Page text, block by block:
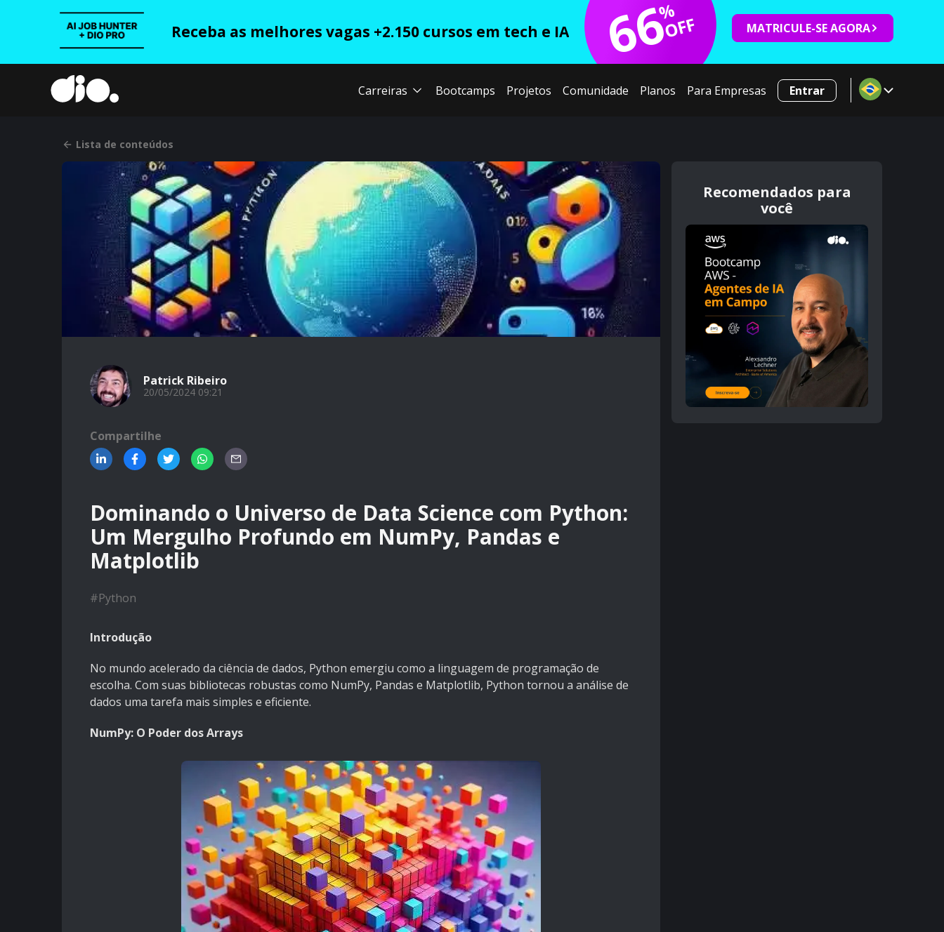
Receba as melhores vagas +2.150 cursos em tech e IA 66
%
OFF MATRICULE-SE AGORA
Carreiras Bootcamps Projetos Comunidade Planos Para Empresas Entrar
Lista de conteúdos
Patrick Ribeiro
20/05/2024 09:21
Compartilhe
Dominando o Universo de Data Science com Python:
Um Mergulho Profundo em NumPy, Pandas e
Matplotlib
#Python
Introdução
No mundo acelerado da ciência de dados, Python emergiu como a linguagem de programação de
escolha. Com suas bibliotecas robustas como NumPy, Pandas e Matplotlib, Python tornou a análise de
dados uma tarefa mais simples e eficiente.
NumPy: O Poder dos Arrays
Recomendados para
você